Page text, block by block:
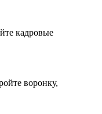
кадровые
воронку,